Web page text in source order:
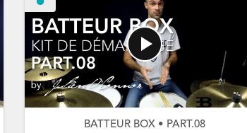
BATTEUR BOX • PART.08